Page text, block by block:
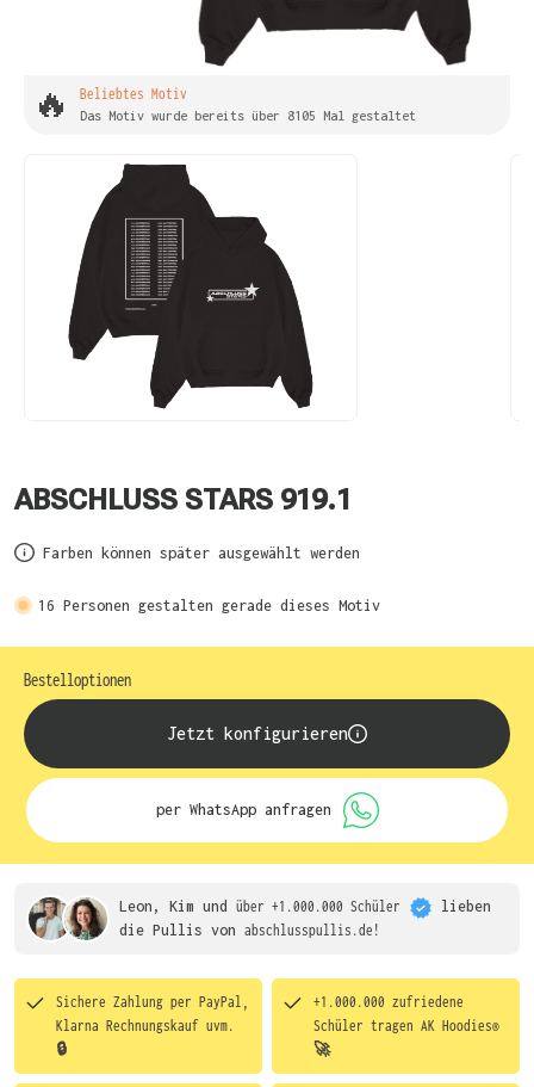
🔥 Beliebtes Motiv
Das Motiv wurde bereits über 8105 Mal gestaltet
ABSCHLUSS STARS 919.1
Farben können später ausgewählt werden
16 Personen gestalten gerade dieses Motiv
Bestelloptionen
Jetzt konfigurieren
per WhatsApp anfragen
Leon, Kim und über +1.000.000 Schüler
lieben
die Pullis von abschlusspullis.de!
Sichere Zahlung per PayPal,
Klarna Rechnungskauf uvm.
🔒
+1.000.000 zufriedene
Schüler tragen AK Hoodies®
🚀